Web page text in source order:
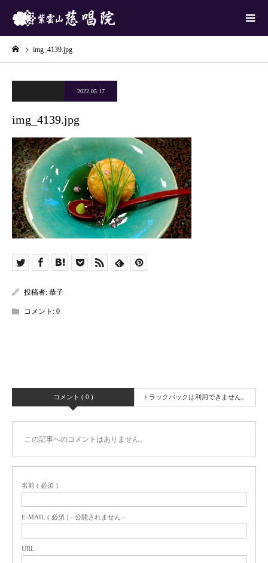
img_4139.jpg
2022.05.17
img_4139.jpg
投稿者: 恭子
コメント: 0
コメント ( 0 ) トラックバックは利用できません。
この記事へのコメントはありません。
名前 ( 必須 )
E-MAIL ( 必須 ) - 公開されません -
URL